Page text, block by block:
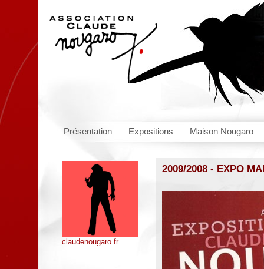
Présentation Expositions Maison Nougaro
claudenougaro.fr
2009/2008 - EXPO